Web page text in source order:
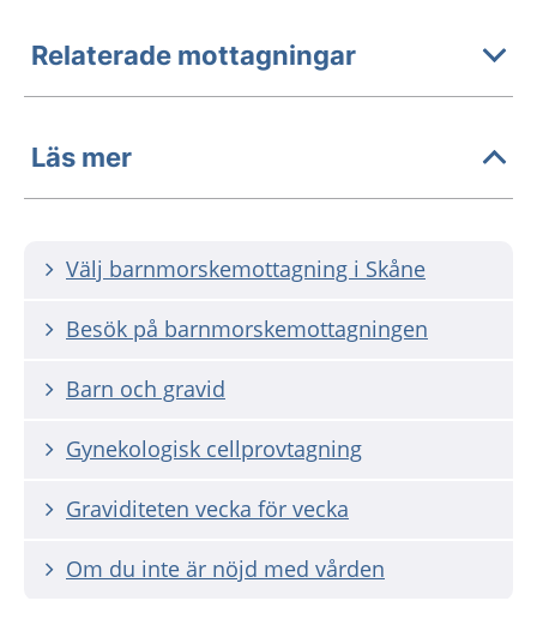
Relaterade mottagningar
Läs mer
Välj barnmorskemottagning i Skåne
Besök på barnmorskemottagningen
Barn och gravid
Gynekologisk cellprovtagning
Graviditeten vecka för vecka
Om du inte är nöjd med vården